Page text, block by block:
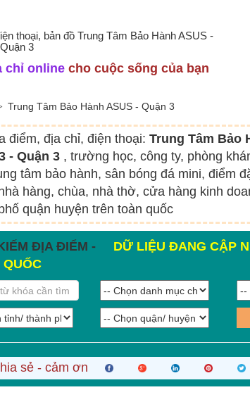
thoại, bản đồ Trung Tâm Bảo Hành ASUS -
3
chỉ online cho cuộc sống của bạn
Trung Tâm Bảo Hành ASUS - Quận 3
điểm, địa chỉ, điện thoại: Trung Tâm Bảo
- Quận 3 , trường học, công ty, phòng
tâm bảo hành, sân bóng đá mini, điểm
hàng, chùa, nhà thờ, cửa hàng kinh
quận huyện trên toàn quốc
ĐỊA ĐIỂM -
DỮ LIỆU ĐANG CẬP
QUỐC
sẻ - cảm ơn